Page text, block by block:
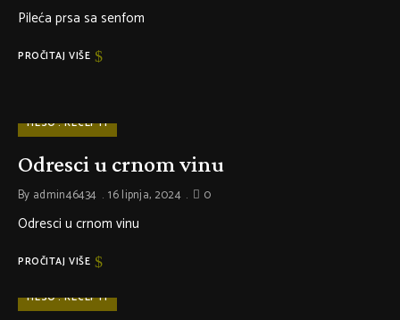
Pileća prsa sa senfom
PROČITAJ VIŠE
MESO RECEPTI
Odresci u crnom vinu
By admin46434 16 lipnja, 2024 0
Odresci u crnom vinu
PROČITAJ VIŠE
MESO RECEPTI